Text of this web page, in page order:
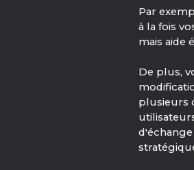
Par
à la fois
mais aide
De plus,
plusieurs